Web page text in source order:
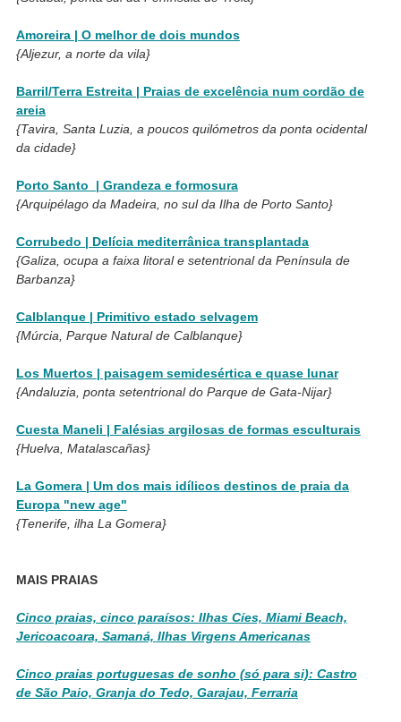
Amoreira | O melhor de dois mundos
{Aljezur, a norte da vila}
Barril/Terra Estreita | Praias de excelência num cordão de
areia
{Tavira, Santa Luzia, a poucos quilómetros da ponta ocidental
da cidade}
Porto Santo | Grandeza e formosura
{Arquipélago da Madeira, no sul da Ilha de Porto Santo}
Corrubedo | Delícia mediterrânica transplantada
{Galiza, ocupa a faixa litoral e setentrional da Península de
Barbanza}
Calblanque | Primitivo estado selvagem
{Múrcia, Parque Natural de Calblanque}
Los Muertos | paisagem semidesértica e quase lunar
{Andaluzia, ponta setentrional do Parque de Gata-Nijar}
Cuesta Maneli | Falésias argilosas de formas esculturais
{Huelva, Matalascañas}
La Gomera | Um dos mais idílicos destinos de praia da
Europa "new age"
{Tenerife, ilha La Gomera}
MAIS PRAIAS
Cinco praias, cinco paraísos: Ilhas Cíes, Miami Beach,
Jericoacoara, Samaná, Ilhas Virgens Americanas
Cinco praias portuguesas de sonho (só para si): Castro
de São Paio, Granja do Tedo, Garajau, Ferraria